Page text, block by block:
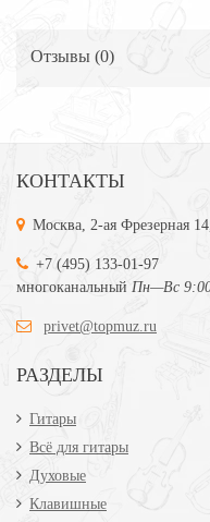
Отзывы (0)
КОНТАКТЫ
Москва, 2-ая Фрезерная
+7 (495) 133-01-97
многоканальный Пн—Вс
privet@topmuz.ru
РАЗДЕЛЫ
Гитары
Всё для гитары
Духовые
Клавишные